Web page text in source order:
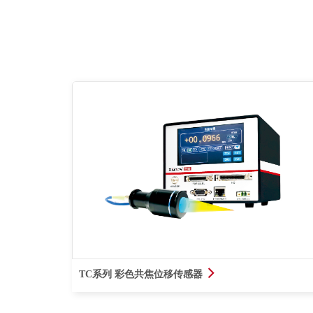
查看详情
TC系列 彩色共焦位移传感器